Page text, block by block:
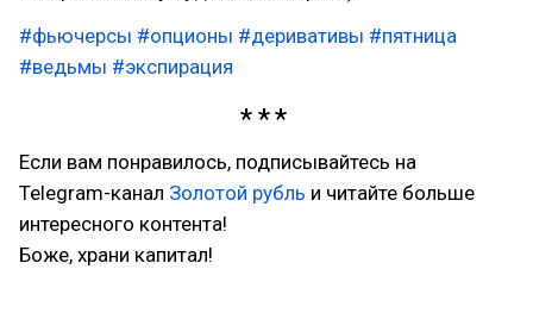
#фьючерсы #опционы #деривативы #пятница
#ведьмы #экспирация
Если вам понравилось, подписывайтесь на
Telegram-канал Золотой рубль и читайте больше
интересного контента!
Боже, храни капитал!